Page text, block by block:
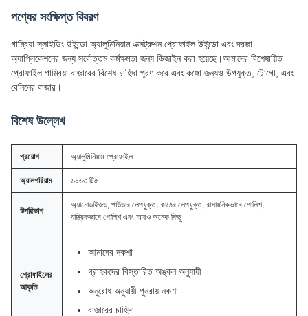
পণ্যের সংক্ষিপ্ত বিবরণ
গাম্বিয়া স্লাইডিং উইন্ডো অ্যালুমিনিয়াম এক্সট্রুশন প্রোফাইল উইন্ডো এবং দরজা
অ্যাপ্লিকেশনের জন্য সর্বোত্তম কর্মক্ষমতা জন্য ডিজাইন করা হয়েছে।আমাদের বিশেষায়িত
প্রোফাইল গাম্বিয়া বাজারের বিশেষ চাহিদা পূরণ করে এবং কঙ্গো জন্যও উপযুক্ত, টোগো, এবং
বেনিনের বাজার।
বিশেষ উল্লেখ
প্রয়োগ অ্যালুমিনিয়াম প্রোফাইল
অ্যালগরিয়াম ৬০৬৩ টি৫
উপরিভাগ
অ্যানোডাইজড, পাউডার লেপযুক্ত, কাঠের লেপযুক্ত, রাসায়নিকভাবে পোলিশ,
যান্ত্রিকভাবে পোলিশ এবং আরও অনেক কিছু
প্রোফাইলের
আকৃতি
আমাদের নকশা
গ্রাহকদের বিস্তারিত অঙ্কন অনুযায়ী
অনুরোধ অনুযায়ী পুনরায় নকশা
বাজারের চাহিদা